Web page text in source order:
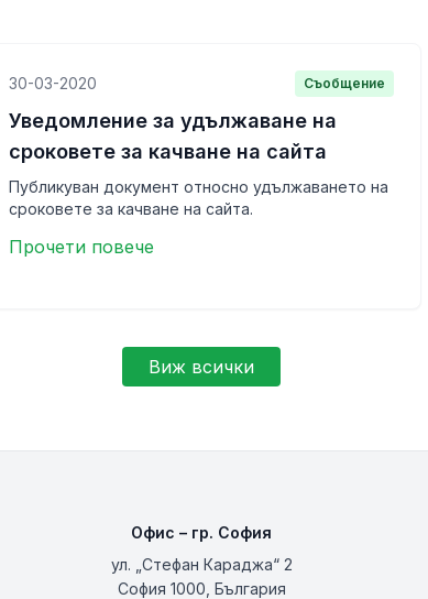
30-03-2020 Съобщение
Уведомление за удължаване на
сроковете за качване на сайта
Публикуван документ относно удължаването на
сроковете за качване на сайта.
Прочети повече
Виж всички
Офис – гр. София
ул. „Стефан Караджа“ 2
София 1000, България